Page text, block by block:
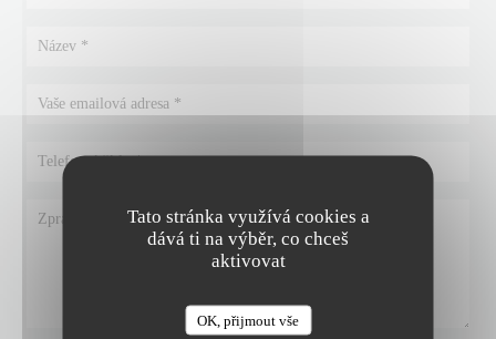
Tato stránka využívá cookies a
dává ti na výběr, co chceš
aktivovat
OK, přijmout vše